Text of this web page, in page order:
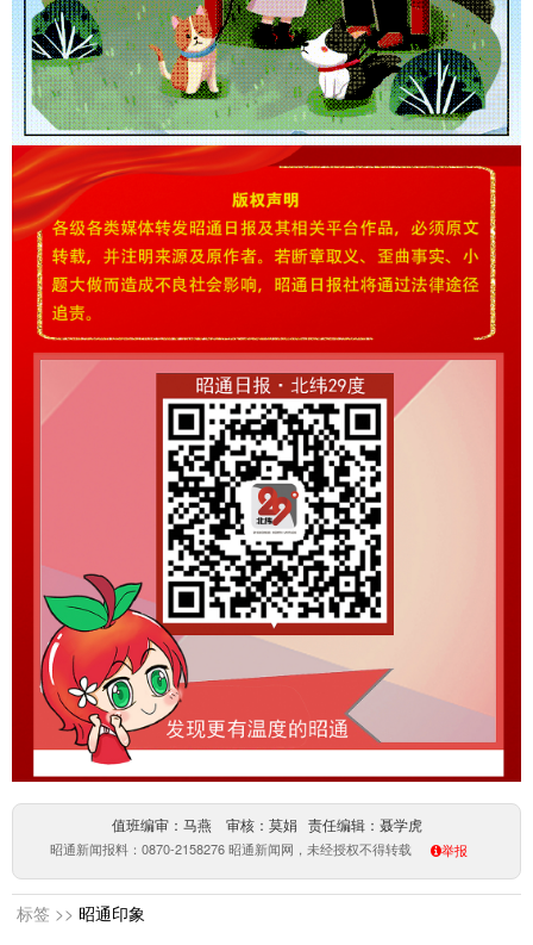
值班编审：马燕 审核：莫娟 责任编辑：聂学虎
昭通新闻报料：0870-2158276 昭通新闻网，未经授权不得转载 举报
标签 >> 昭通印象